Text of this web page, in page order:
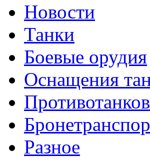
Новости
Танки
Боевые орудия
Оснащения
Разное